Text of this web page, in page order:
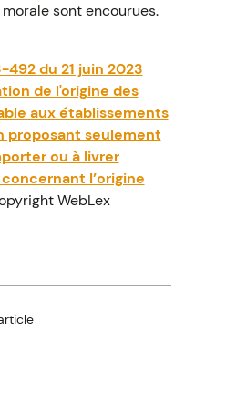
sont encourues.
492 du 21 juin 2023
de l'origine des
aux établissements
proposant seulement
ou à livrer
l’origine
WebLex